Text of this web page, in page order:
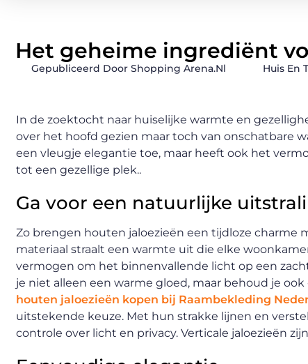
Het geheime ingrediënt
Gepubliceerd Door Shopping Arena.nl Huis En
In de zoektocht naar huiselijke warmte en
over het hoofd gezien maar toch van onschatbare
een vleugje elegantie toe, maar heeft ook het
tot een gezellige plek..
Ga voor een natuurlijke
Zo brengen houten jaloezieën een tijdloze charme
materiaal straalt een warmte uit die elke
vermogen om het binnenvallende licht op een
je niet alleen een warme gloed, maar behoud je
houten jaloezieën kopen bij Raambekleding
uitstekende keuze. Met hun strakke lijnen en
controle over licht en privacy. Verticale jaloezieën